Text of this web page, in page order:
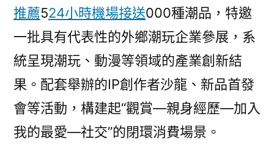
推薦524小時機場接送000種潮品，特邀
一批具有代表性的外鄉潮玩企業參展，系
統呈現潮玩、動漫等領域的產業創新結
果。配套舉辦的IP創作者沙龍、新品首發
會等活動，構建起“觀賞—親身經歷—加入
我的最愛—社交”的閉環消費場景。